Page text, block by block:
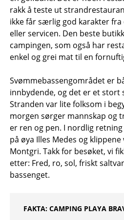
rakk å teste ut
ikke får særlig god karakter fra
eller servicen. Den beste
campingen, som også har
enkel og grei mat til en
Svømmebassengområdet er
innbydende, og det er et stort
Stranden var lite folksom i
morgen sørger mannskap og
er ren og pen. I nordlig
på øya Illes Medes og
Montgri. Takk for besøket, vi
etter: Fred, ro, sol, friskt
bassenget.
FAKTA: CAMPING PLAYA